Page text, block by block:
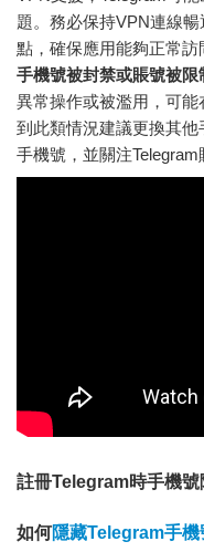
題。務必保持VPN連線
點，確保應用能夠正常訪
手機號被封禁或賬號被限
異常操作或被濫用，可
到此類情況建議更換其他
手機號，並關注Telegram
註冊Telegram時手機號
如何隱藏Telegram手機